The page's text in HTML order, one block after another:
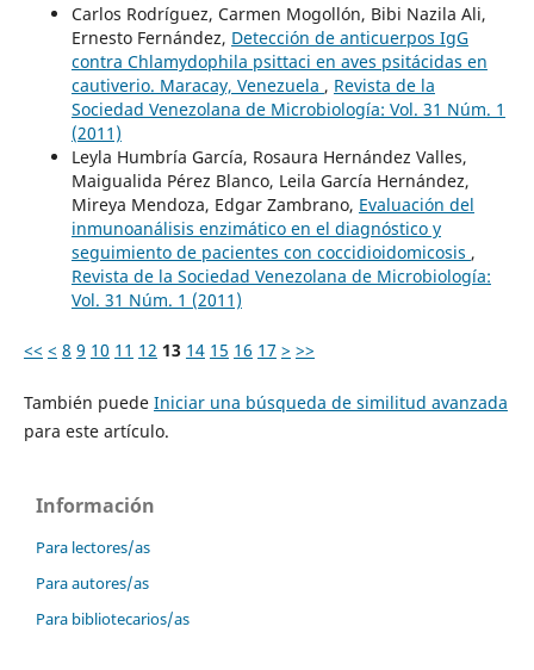
Carlos Rodríguez, Carmen Mogollón, Bibi Nazila Ali,
Ernesto Fernández, Detección de anticuerpos IgG
contra Chlamydophila psittaci en aves psitácidas en
cautiverio. Maracay, Venezuela , Revista de la
Sociedad Venezolana de Microbiología: Vol. 31 Núm. 1
(2011)
Leyla Humbría García, Rosaura Hernández Valles,
Maigualida Pérez Blanco, Leila García Hernández,
Mireya Mendoza, Edgar Zambrano, Evaluación del
inmunoanálisis enzimático en el diagnóstico y
seguimiento de pacientes con coccidioidomicosis ,
Revista de la Sociedad Venezolana de Microbiología:
Vol. 31 Núm. 1 (2011)
<< < 8 9 10 11 12 13 14 15 16 17 > >>
También puede Iniciar una búsqueda de similitud avanzada
para este artículo.
Información
Para lectores/as
Para autores/as
Para bibliotecarios/as